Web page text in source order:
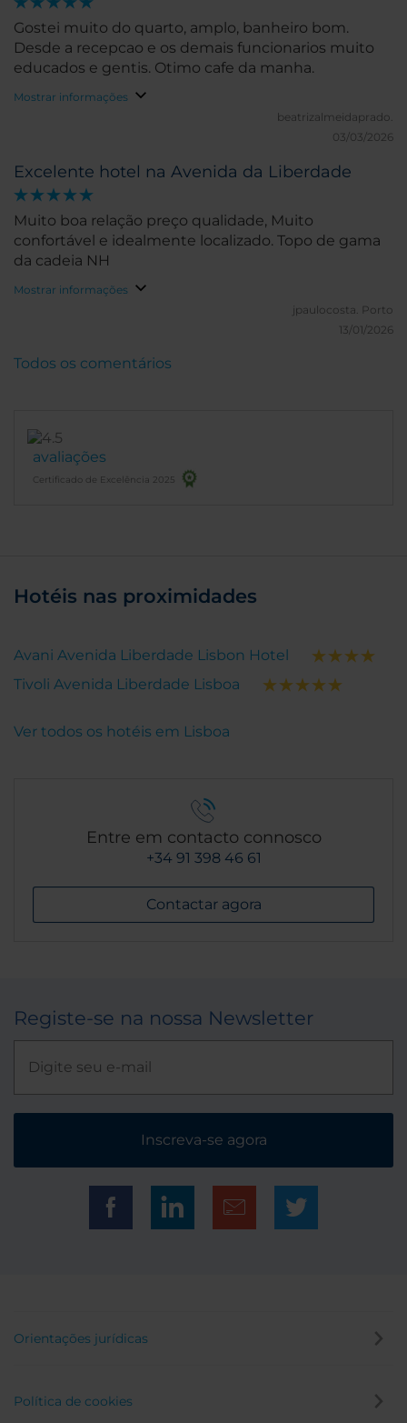
Gostei muito do quarto, amplo, banheiro bom.
Desde a recepcao e os demais funcionarios muito
educados e gentis. Otimo cafe da manha.
Mostrar informações
beatrizalmeidaprado.
03/03/2026
Excelente hotel na Avenida da Liberdade
Muito boa relação preço qualidade, Muito
confortável e idealmente localizado. Topo de gama
da cadeia NH
Mostrar informações
jpaulocosta.
Porto
13/01/2026
avaliações
Certificado de Excelência 2025
Todos os comentários
Hotéis nas proximidades
Avani Avenida Liberdade Lisbon Hotel
Tivoli Avenida Liberdade Lisboa
Ver todos os hotéis em Lisboa
Entre em contacto connosco
+34 91 398 46 61
Contactar agora
Registe-se na nossa Newsletter
Inscreva-se agora
Orientações jurídicas
Política de cookies